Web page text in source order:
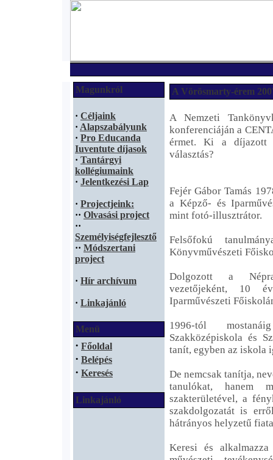
Magunkról
· Céljaink
· Alapszabályunk
· Pro Educanda
Iuventute díjasok
· Tantárgyi
kollégiumaink
· Jelentkezési Lap
· Projectjeink:
·· Olvasási project
··
Személyiségfejlesztő
·· Módszertani
project
· Hír archívum
· Linkajánló
Menü
· Főoldal
· Belépés
· Keresés
Linkajánló
A Vörösmarty-érem
A Nemzeti
konferenciáján a
érmet. Ki a díjazott
választás?
Fejér Gábor Tamás
a Képző- és
mint fotó-illusztrátor.
Felsőfokú
Könyvművészeti
Dolgozott a
vezetőjeként, 10
Iparművészeti
1996-tól
Szakközépiskola és
tanít, egyben az iskola
De nemcsak tanítja,
tanulókat, hanem
szakterületével, a
szakdolgozatát is
hátrányos helyzetű
Keresi és